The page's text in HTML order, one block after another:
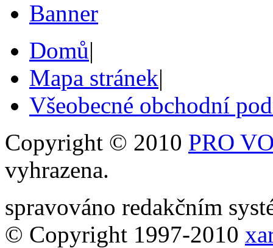
Domů|
Mapa stránek|
Všeobecné obchodní
Copyright © 2010 PRO
vyhrazena.
spravováno redakčním
© Copyright 1997-2010